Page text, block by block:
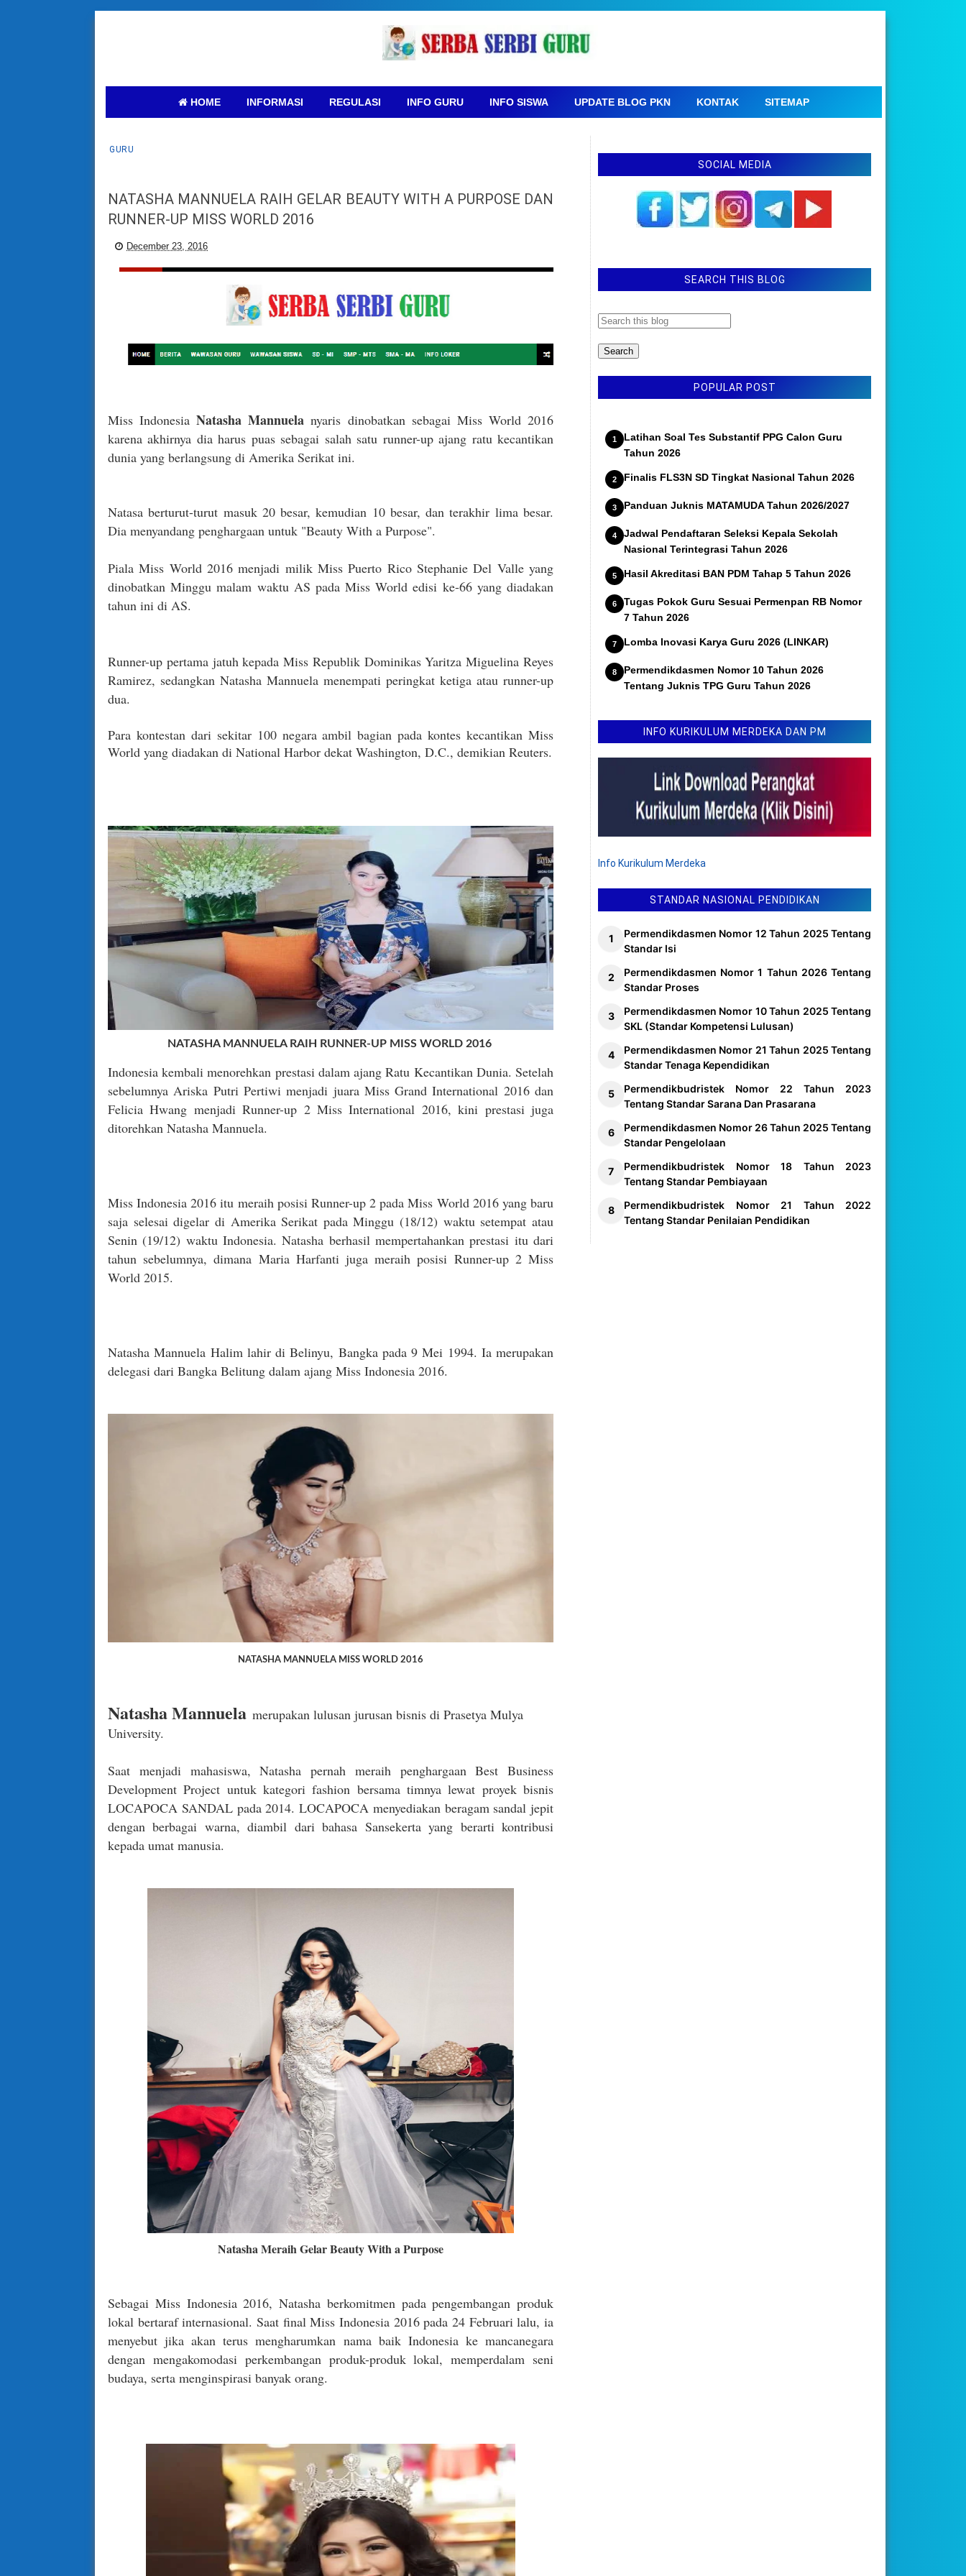
HOME INFORMASI REGULASI INFO GURU INFO SISWA UPDATE BLOG PKN KONTAK SITEMAP
GURU
NATASHA MANNUELA RAIH GELAR BEAUTY WITH A PURPOSE DAN
RUNNER-UP MISS WORLD 2016
December 23, 2016
Miss IndonesiaNatasha Mannuela nyaris dinobatkan sebagai Miss World 2016
karena akhirnya dia harus puas sebagai salah satu runner-up ajang ratu kecantikan
dunia yang berlangsung di Amerika Serikat ini.
Natasa berturut-turut masuk 20 besar, kemudian 10 besar, dan terakhir lima besar.
Dia menyandang penghargaan untuk "Beauty With a Purpose".
Piala Miss World 2016 menjadi milik Miss Puerto Rico Stephanie Del Valle yang
dinobatkan Minggu malam waktu AS pada Miss World edisi ke-66 yang diadakan
tahun ini di AS.
Runner-up pertama jatuh kepada Miss Republik Dominikas Yaritza Miguelina Reyes
Ramirez, sedangkan Natasha Mannuela menempati peringkat ketiga atau runner-up
dua.
Para kontestan dari sekitar 100 negara ambil bagian pada kontes kecantikan Miss
World yang diadakan di National Harbor dekat Washington, D.C., demikian Reuters.
NATASHA MANNUELA RAIH RUNNER-UP MISS WORLD 2016
Indonesia kembali menorehkan prestasi dalam ajang Ratu Kecantikan Dunia. Setelah
sebelumnya Ariska Putri Pertiwi menjadi juara Miss Grand International 2016 dan
Felicia Hwang menjadi Runner-up 2 Miss International 2016, kini prestasi juga
ditorehkan Natasha Mannuela.
Miss Indonesia 2016 itu meraih posisi Runner-up 2 pada Miss World 2016 yang baru
saja selesai digelar di Amerika Serikat pada Minggu (18/12) waktu setempat atau
Senin (19/12) waktu Indonesia. Natasha berhasil mempertahankan prestasi itu dari
tahun sebelumnya, dimana Maria Harfanti juga meraih posisi Runner-up 2 Miss
World 2015.
Natasha Mannuela Halim lahir di Belinyu, Bangka pada 9 Mei 1994. Ia merupakan
delegasi dari Bangka Belitung dalam ajang Miss Indonesia 2016.
NATASHA MANNUELA MISS WORLD 2016
Natasha Mannuela merupakan lulusan jurusan bisnis di Prasetya Mulya
University.
Saat menjadi mahasiswa, Natasha pernah meraih penghargaan Best Business
Development Project untuk kategori fashion bersama timnya lewat proyek bisnis
LOCAPOCA SANDAL pada 2014. LOCAPOCA menyediakan beragam sandal jepit
dengan berbagai warna, diambil dari bahasa Sansekerta yang berarti kontribusi
kepada umat manusia.
Natasha Meraih Gelar Beauty With a Purpose
Sebagai Miss Indonesia 2016, Natasha berkomitmen pada pengembangan produk
lokal bertaraf internasional. Saat final Miss Indonesia 2016 pada 24 Februari lalu, ia
menyebut jika akan terus mengharumkan nama baik Indonesia ke mancanegara
dengan mengakomodasi perkembangan produk-produk lokal, memperdalam seni
budaya, serta menginspirasi banyak orang.
SOCIAL MEDIA
SEARCH THIS BLOG
POPULAR POST
Latihan Soal Tes Substantif PPG Calon Guru
Tahun 2026
Finalis FLS3N SD Tingkat Nasional Tahun 2026
Panduan Juknis MATAMUDA Tahun 2026/2027
Jadwal Pendaftaran Seleksi Kepala Sekolah
Nasional Terintegrasi Tahun 2026
Hasil Akreditasi BAN PDM Tahap 5 Tahun 2026
Tugas Pokok Guru Sesuai Permenpan RB Nomor
7 Tahun 2026
Lomba Inovasi Karya Guru 2026 (LINKAR)
Permendikdasmen Nomor 10 Tahun 2026
Tentang Juknis TPG Guru Tahun 2026
INFO KURIKULUM MERDEKA DAN PM
Info Kurikulum Merdeka
STANDAR NASIONAL PENDIDIKAN
Permendikdasmen Nomor 12 Tahun 2025 Tentang
Standar Isi
Permendikdasmen Nomor 1 Tahun 2026 Tentang
Standar Proses
Permendikdasmen Nomor 10 Tahun 2025 Tentang
SKL (Standar Kompetensi Lulusan)
Permendikdasmen Nomor 21 Tahun 2025 Tentang
Standar Tenaga Kependidikan
Permendikbudristek Nomor 22 Tahun 2023
Tentang Standar Sarana Dan Prasarana
Permendikdasmen Nomor 26 Tahun 2025 Tentang
Standar Pengelolaan
Permendikbudristek Nomor 18 Tahun 2023
Tentang Standar Pembiayaan
Permendikbudristek Nomor 21 Tahun 2022
Tentang Standar Penilaian Pendidikan